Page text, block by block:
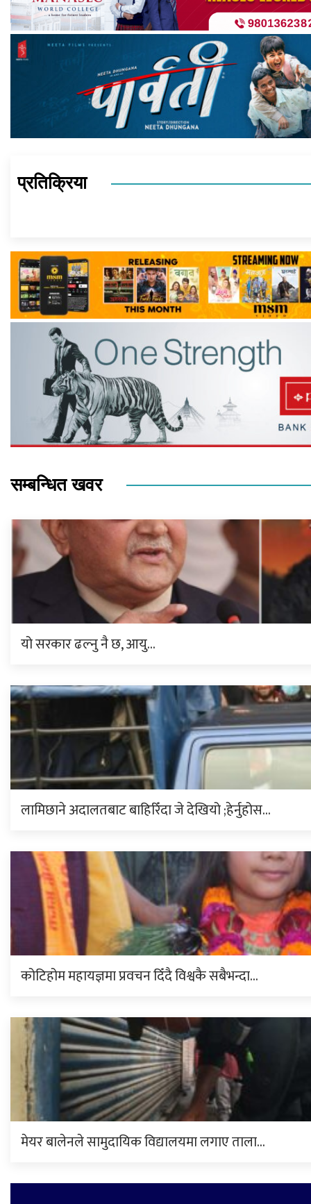
प्रतिक्रिया
सम्बन्धित खवर
यो सरकार ढल्नु नै छ, आयु…
लामिछाने अदालतबाट बाहिरिँदा जे देखियो ;हेर्नुहोस…
कोटिहोम महायज्ञमा प्रवचन दिँदै विश्वकै सबैभन्दा…
मेयर बालेनले सामुदायिक विद्यालयमा लगाए ताला…